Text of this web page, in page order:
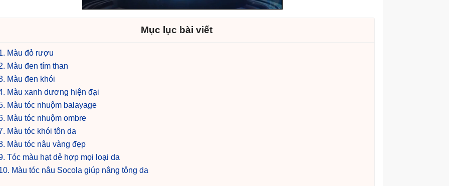
Mục lục bài viết
Màu đỏ rượu
Màu đen tím than
Màu đen khói
Màu xanh dương hiện đại
Màu tóc nhuộm balayage
Màu tóc nhuộm ombre
Màu tóc khói tôn da
Màu tóc nâu vàng đẹp
Tóc màu hạt dẻ hợp mọi loại da
Màu tóc nâu Socola giúp nâng tông da